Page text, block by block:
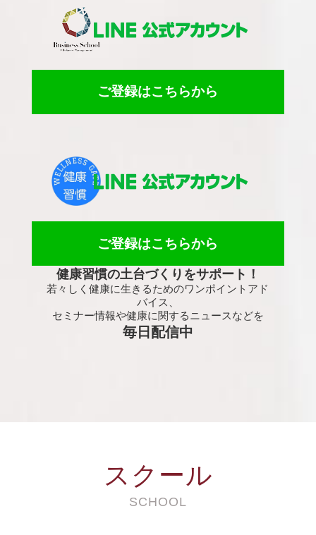
ご登録はこちらから
ご登録はこちらから
健康習慣の土台づくりをサポート！
若々しく健康に生きるためのワンポイントアド
バイス、
セミナー情報や健康に関するニュースなどを
毎日配信中
スクール
SCHOOL